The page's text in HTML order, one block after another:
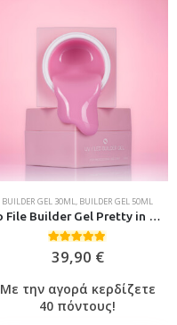
BUILDER GEL 30ML, BUILDER GEL 50ML
No File Builder Gel Pretty in Pink 50ml
5.00 out of 5
39,90 €
Με την αγορά κερδίζετε
40 πόντους!